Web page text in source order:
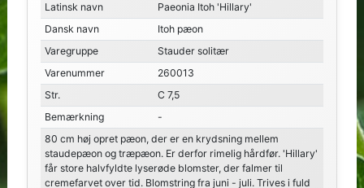
Latinsk navn
Paeonia Itoh 'Hillary'
Dansk navn
Itoh pæon
Varegruppe
Stauder solitær
Varenummer
260013
Str.
C 7,5
Bemærkning
-
80 cm høj opret pæon, der er en krydsning mellem
staudepæon og træpæon. Er derfor rimelig hårdfør. 'Hillary'
får store halvfyldte lyserøde blomster, der falmer til
cremefarvet over tid. Blomstring fra juni - juli. Trives i fuld